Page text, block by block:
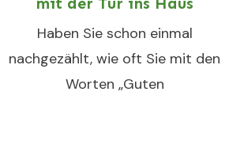
Haben Sie schon einmal
nachgezählt, wie oft Sie mit den
Worten „Guten